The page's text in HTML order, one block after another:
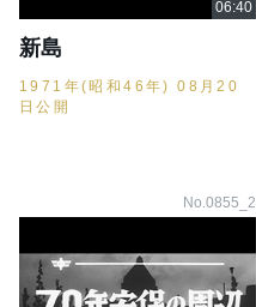
新島
1971年(昭和46年) 08月20
日公開
No.0855_2